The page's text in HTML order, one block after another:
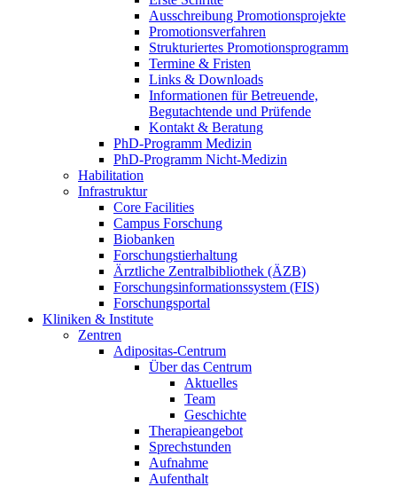
Ausschreibung Promotionsprojekte
Promotionsverfahren
Strukturiertes Promotionsprogramm
Termine & Fristen
Links & Downloads
Informationen für Betreuende,
Begutachtende und Prüfende
Kontakt & Beratung
PhD-Programm Medizin
PhD-Programm Nicht-Medizin
Habilitation
Infrastruktur
Core Facilities
Campus Forschung
Biobanken
Forschungstierhaltung
Ärztliche Zentralbibliothek (ÄZB)
Forschungsinformationssystem (FIS)
Forschungsportal
Kliniken & Institute
Zentren
Adipositas-Centrum
Über das Centrum
Aktuelles
Team
Geschichte
Therapieangebot
Sprechstunden
Aufnahme
Aufenthalt